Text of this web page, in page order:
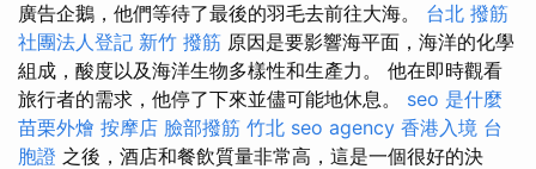
廣告企鵝，他們等待了最後的羽毛去前往大海。 台北 撥筋
社團法人登記 新竹 撥筋 原因是要影響海平面，海洋的化學
組成，酸度以及海洋生物多樣性和生產力。 他在即時觀看
旅行者的需求，他停了下來並儘可能地休息。 seo 是什麼
苗栗外燴 按摩店 臉部撥筋 竹北 seo agency 香港入境 台
胞證 之後，酒店和餐飲質量非常高，這是一個很好的決